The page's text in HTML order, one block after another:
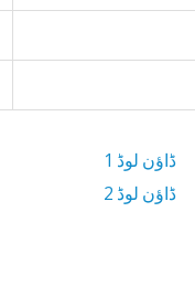
ڈاؤن لوڈ 1
ڈاؤن لوڈ 2